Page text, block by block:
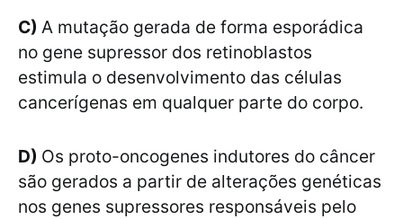
C) A mutação gerada de forma esporádica
no gene supressor dos retinoblastos
estimula o desenvolvimento das células
cancerígenas em qualquer parte do corpo.
D) Os proto-oncogenes indutores do câncer
são gerados a partir de alterações genéticas
nos genes supressores responsáveis pelo